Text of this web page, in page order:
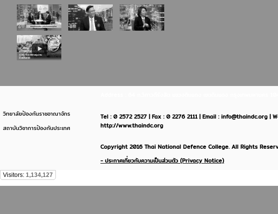
วิทยาลัยป้องกันราชอาณาจักร
สถาบันวิชาการป้องกันประเทศ
Tel : 0 2572 2527 | Fax : 0 2276 2111 | Email : info@thaindc.org |
http://www.thaindc.org
Copyright 2016 Thai National Defence College. All Rights
- ประกาศเกี่ยวกับความเป็นส่วนตัว (Privacy Notice)
Visitors: 1,134,127